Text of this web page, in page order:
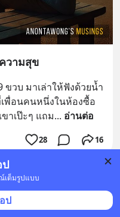
ป
เต็มรูปแบบ
ป
วามสุข
ขวบ มาเล่าให้ฟังด้วยน้ำ
เพื่อนคนหนึ่งในห้องซื้อ
าเป๊ะๆ แถม... อ่านต่อ
28 16